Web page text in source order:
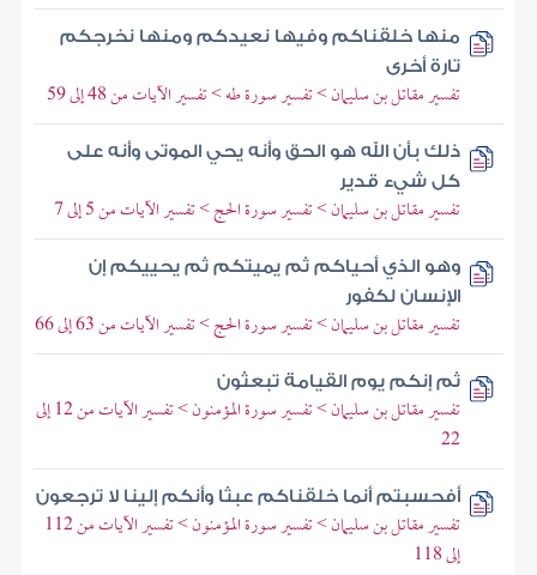
منها خلقناكم وفيها نعيدكم ومنها نخرجكم
تارة أخرى
تفسير مقاتل بن سليمان > تفسير سورة طه > تفسير الآيات من 48 إلى 59
ذلك بأن الله هو الحق وأنه يحي الموتى وأنه على
كل شيء قدير
تفسير مقاتل بن سليمان > تفسير سورة الحج > تفسير الآيات من 5 إلى 7
وهو الذي أحياكم ثم يميتكم ثم يحييكم إن
الإنسان لكفور
تفسير مقاتل بن سليمان > تفسير سورة الحج > تفسير الآيات من 63 إلى 66
ثم إنكم يوم القيامة تبعثون
تفسير مقاتل بن سليمان > تفسير سورة المؤمنون > تفسير الآيات من 12 إلى
22
أفحسبتم أنما خلقناكم عبثا وأنكم إلينا لا ترجعون
تفسير مقاتل بن سليمان > تفسير سورة المؤمنون > تفسير الآيات من 112
إلى 118